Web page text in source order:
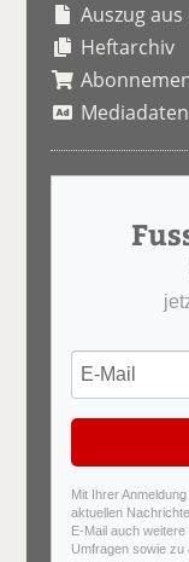
Auszug
Heftarchiv
Mediadaten
Mit Ihrer
aktuellen
E-Mail auch
Umfragen sowie zu